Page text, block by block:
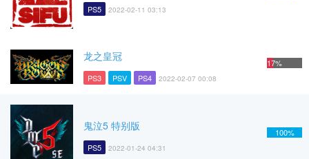
PS5 2022-02-11 03:13
龙之皇冠
PS3 PSV PS4 2022-02-07 00:08
17%
鬼泣5 特别版
PS5 2022-01-24 04:31
100%